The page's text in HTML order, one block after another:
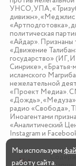
УНСО, УПА,
дивижн», «Меджлис
«Артподготовка»,
политическая
«Айдар». Признаны
«Движение
государство» (ИГ,
Синрике», «Братья-
исламского
нежелательной
«Проект Медиа».
«Дождь»,
радио «Свобода»,
Иноагентами
«Аналитический
Instagram и
16 +
Мы используем
работу сайта.